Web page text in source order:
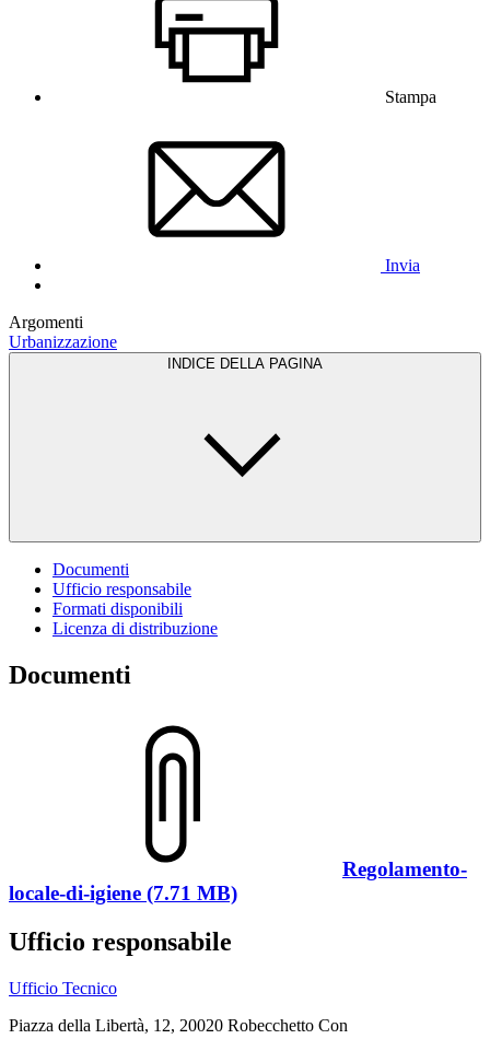
Stampa
Invia
Argomenti
Urbanizzazione
INDICE DELLA PAGINA
Documenti
Ufficio responsabile
Formati disponibili
Licenza di distribuzione
Documenti
Regolamento-
locale-di-igiene (7.71 MB)
Ufficio responsabile
Ufficio Tecnico
Piazza della Libertà, 12, 20020 Robecchetto Con